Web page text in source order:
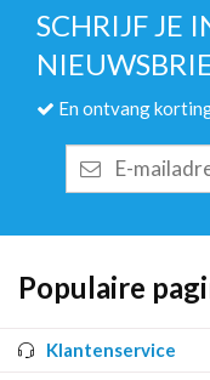
SCHRIJF JE
En ontvang
mailadres
Populaire
Klantenservice